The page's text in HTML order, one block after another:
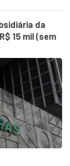
da
15 mil (sem